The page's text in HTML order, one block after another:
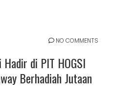
NO COMMENTS
di PIT HOGSI
Berhadiah Jutaan